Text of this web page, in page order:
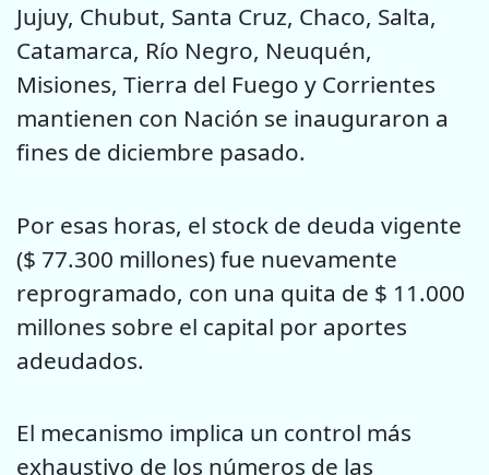
Jujuy, Chubut, Santa Cruz, Chaco, Salta,
Catamarca, Río Negro, Neuquén,
Misiones, Tierra del Fuego y Corrientes
mantienen con Nación se inauguraron a
fines de diciembre pasado.
Por esas horas, el stock de deuda vigente
($ 77.300 millones) fue nuevamente
reprogramado, con una quita de $ 11.000
millones sobre el capital por aportes
adeudados.
El mecanismo implica un control más
exhaustivo de los números de las